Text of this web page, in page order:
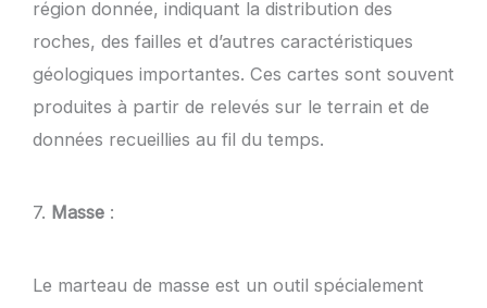
région donnée, indiquant la distribution des
roches, des failles et d’autres caractéristiques
géologiques importantes. Ces cartes sont souvent
produites à partir de relevés sur le terrain et de
données recueillies au fil du temps.
7. Masse :
Le marteau de masse est un outil spécialement